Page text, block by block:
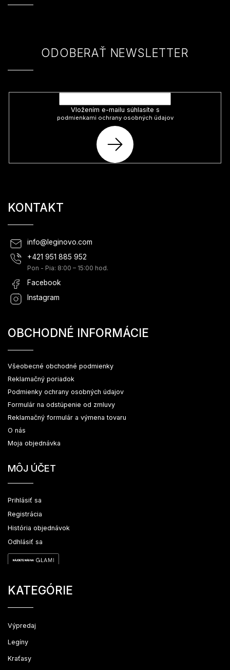
ODOBERAŤ NEWSLETTER
Vložením e-mailu súhlasíte s
podmienkami ochrany osobných údajov
PRIHLÁSIŤ
SA
KONTAKT
info@ leginovo.com
+421 951 885 952
Pon - Pia: 8:00 – 15:00 hod.
Facebook
Instagram
OBCHODNÉ INFORMÁCIE
Všeobecné obchodné podmienky
Reklamačný poriadok
Podmienky ochrany osobných údajov
Formulár na odstúpenie od zmluvy
Reklamačný formulár a výmena tovaru
O nás
Moja objednávka
MÔJ ÚČET
Prihlásiť sa
Registrácia
História objednávok
Odhlásiť sa
KATEGÓRIE
Výpredaj
Legíny
Kraťasy